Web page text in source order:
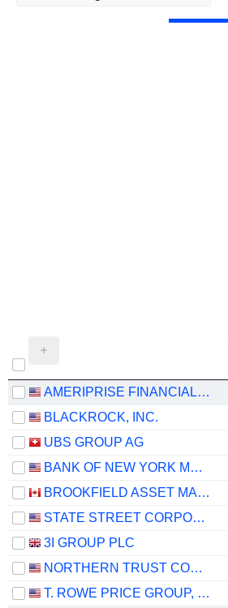
AMERIPRISE FINANCIAL, INC.
BLACKROCK, INC.
UBS GROUP AG
BANK OF NEW YORK MELLON CORPORATION (THE)
BROOKFIELD ASSET MANAGEMENT LTD.
STATE STREET CORPORATION
3I GROUP PLC
NORTHERN TRUST CORPORATION
T. ROWE PRICE GROUP, INC.